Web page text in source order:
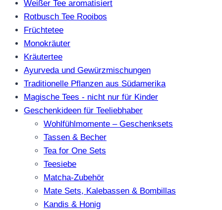
Weißer Tee aromatisiert
Rotbusch Tee Rooibos
Früchtetee
Monokräuter
Kräutertee
Ayurveda und Gewürzmischungen
Traditionelle Pflanzen aus Südamerika
Magische Tees - nicht nur für Kinder
Geschenkideen für Teeliebhaber
Wohlfühlmomente – Geschenksets
Tassen & Becher
Tea for One Sets
Teesiebe
Matcha-Zubehör
Mate Sets, Kalebassen & Bombillas
Kandis & Honig